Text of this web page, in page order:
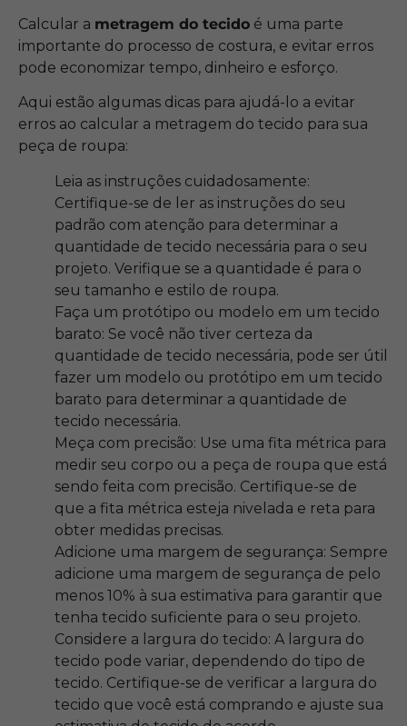
Calcular a metragem do tecido é uma parte
importante do processo de costura, e evitar erros
pode economizar tempo, dinheiro e esforço.
Aqui estão algumas dicas para ajudá-lo a evitar
erros ao calcular a metragem do tecido para sua
peça de roupa:
Leia as instruções cuidadosamente:
Certifique-se de ler as instruções do seu
padrão com atenção para determinar a
quantidade de tecido necessária para o seu
projeto. Verifique se a quantidade é para o
seu tamanho e estilo de roupa.
Faça um protótipo ou modelo em um tecido
barato: Se você não tiver certeza da
quantidade de tecido necessária, pode ser útil
fazer um modelo ou protótipo em um tecido
barato para determinar a quantidade de
tecido necessária.
Meça com precisão: Use uma fita métrica para
medir seu corpo ou a peça de roupa que está
sendo feita com precisão. Certifique-se de
que a fita métrica esteja nivelada e reta para
obter medidas precisas.
Adicione uma margem de segurança: Sempre
adicione uma margem de segurança de pelo
menos 10% à sua estimativa para garantir que
tenha tecido suficiente para o seu projeto.
Considere a largura do tecido: A largura do
tecido pode variar, dependendo do tipo de
tecido. Certifique-se de verificar a largura do
tecido que você está comprando e ajuste sua